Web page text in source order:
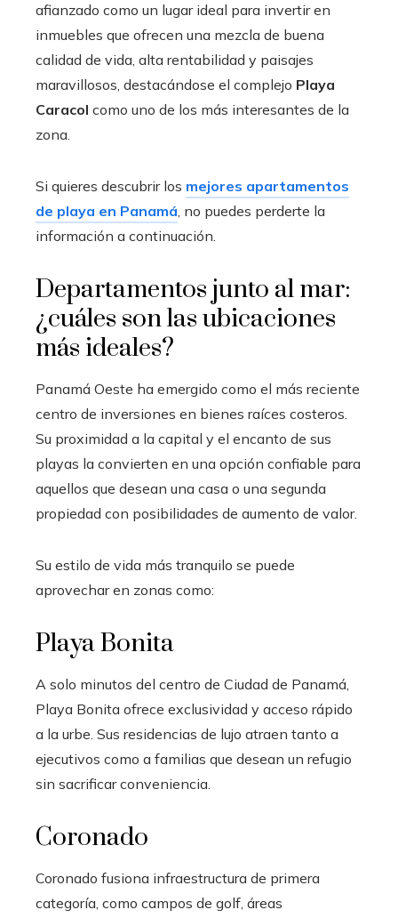
afianzado como un lugar ideal para invertir en
inmuebles que ofrecen una mezcla de buena
calidad de vida, alta rentabilidad y paisajes
maravillosos, destacándose el complejo Playa
Caracol como uno de los más interesantes de la
zona.
Si quieres descubrir los mejores apartamentos
de playa en Panamá, no puedes perderte la
información a continuación.
Departamentos junto al mar:
¿cuáles son las ubicaciones
más ideales?
Panamá Oeste ha emergido como el más reciente
centro de inversiones en bienes raíces costeros.
Su proximidad a la capital y el encanto de sus
playas la convierten en una opción confiable para
aquellos que desean una casa o una segunda
propiedad con posibilidades de aumento de valor.
Su estilo de vida más tranquilo se puede
aprovechar en zonas como:
Playa Bonita
A solo minutos del centro de Ciudad de Panamá,
Playa Bonita ofrece exclusividad y acceso rápido
a la urbe. Sus residencias de lujo atraen tanto a
ejecutivos como a familias que desean un refugio
sin sacrificar conveniencia.
Coronado
Coronado fusiona infraestructura de primera
categoría, como campos de golf, áreas